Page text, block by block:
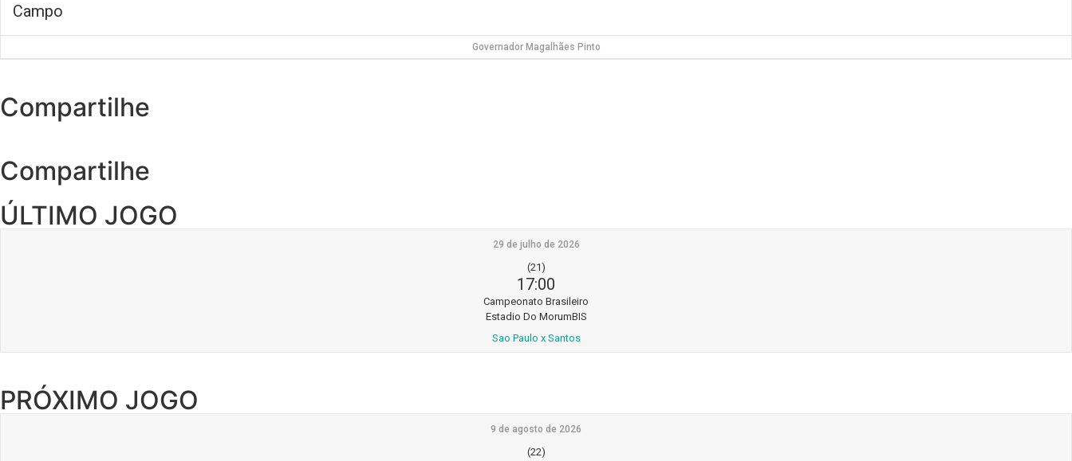
Campo
Governador Magalhães Pinto
Compartilhe
Compartilhe
ÚLTIMO JOGO
29 de julho de 2026
(21)
17:00
Campeonato Brasileiro
Estadio Do MorumBIS
Sao Paulo x Santos
PRÓXIMO JOGO
9 de agosto de 2026
(22)